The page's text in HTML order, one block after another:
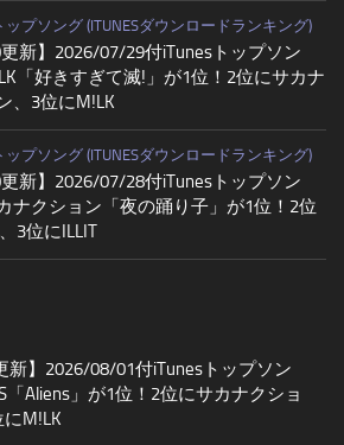
ップソング (ITUNESダウンロードランキング)
更新】2026/07/29付iTunesトップソン
「好きすぎて滅!」が1位！2位にサカナ
、3位にM!LK
ップソング (ITUNESダウンロードランキング)
更新】2026/07/28付iTunesトップソン
ナクション「夜の踊り子」が1位！2位
3位にILLIT
新】2026/08/01付iTunesトップソン
「Aliens」が1位！2位にサカナクショ
M!LK